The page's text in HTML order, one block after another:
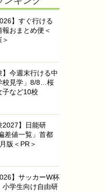
】すぐ行ける
報おまとめ便＜
】今週末行ける中
校見学」8/8…桜
子など10校
2027】日能研
差値一覧」首都
版＜PR＞
】サッカーW杯
小学生向け自由研